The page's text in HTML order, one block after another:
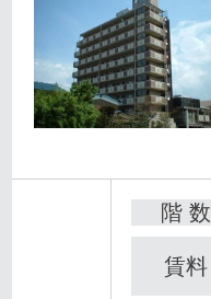
階 数
賃料